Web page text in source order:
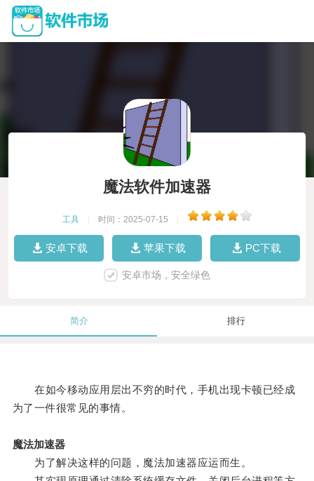
魔法软件加速器
工具 时间：2025-07-15
安卓下载 苹果下载 PC下载
安卓市场，安全绿色
简介 排行
在如今移动应用层出不穷的时代，手机出现卡顿已经成
为了一件很常见的事情。
魔法加速器
为了解决这样的问题，魔法加速器应运而生。